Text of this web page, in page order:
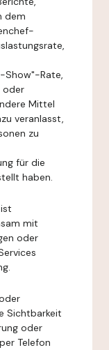
dem
Show"-Rate,
oder
Mittel
veranlasst,
zu
für die
haben.
mit
oder
Sichtbarkeit
oder
Telefon